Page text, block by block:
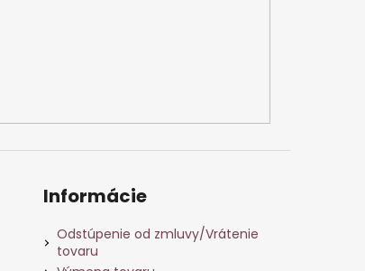
Informácie
Odstúpenie od zmluvy/Vrátenie
tovaru